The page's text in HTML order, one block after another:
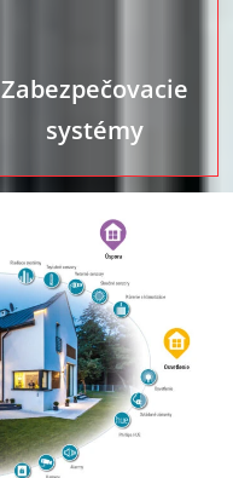
Zabezpečovacie
systémy